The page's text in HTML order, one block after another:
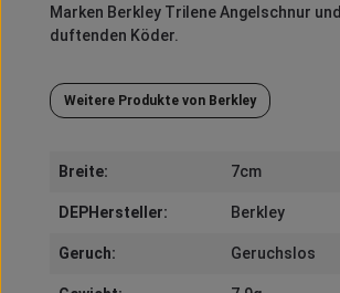
Marken Berkley TrileneAngelschnur und
duftenden Köder.
Weitere Produkte von Berkley
Breite: 7cm
DEPHersteller: Berkley
Geruch: Geruchslos